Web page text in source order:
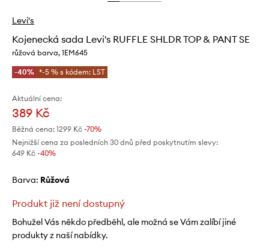
Levi's
Kojenecká sada Levi's RUFFLE SHLDR TOP & PANT SE
růžová barva, 1EM645
-40% *-5 % s kódem: LST
Aktuální cena:
389 Kč
Běžná cena: 1299 Kč -70%
Nejnižší cena za posledních 30 dnů před poskytnutím slevy:
649 Kč -40%
Barva: růžová
Produkt již není dostupný
Bohužel Vás někdo předběhl, ale možná se Vám zalíbí jiné
produkty z naší nabídky.